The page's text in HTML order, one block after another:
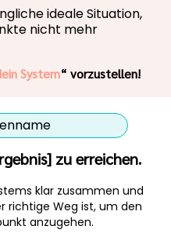
ideale Situation,
nicht mehr
System“ vorzustellen!
zu erreichen.
klar zusammen und
richtige Weg ist, um den
anzugehen.